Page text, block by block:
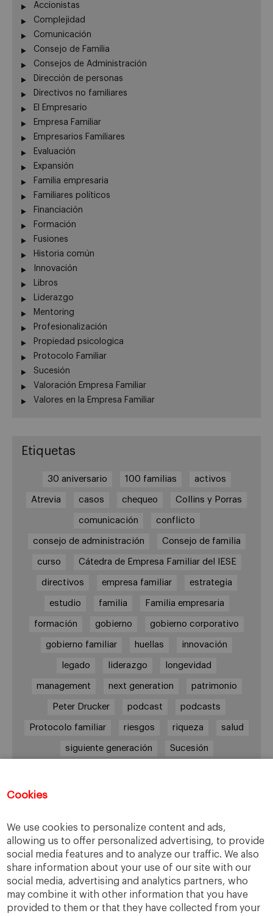
Cookies
We use cookies to personalize content and ads,
allowing us to offer personalized advertising, to provide
social media features and to analyze our traffic. We also
share information about your use of our site with our
social media, advertising and analytics partners, who
may combine it with other information that you have
provided to them or that they have collected from your
Accionistas
Complejidad
Comunicación
Consejo de Familia
Consejos de Administración
Dirección de personas
Directivos no familiares
El Empresario
Empresa Familiar
Empresarios Familiares
Evaluación
Expansión
Familia empresaria
Familiares políticos
Financiación
Formación
Fusiones
Historia común
Innovación
Libros
Liderazgo
Mentoring
Profesionalización
Propiedad psicologica
Protocolo Familiar
Sucesión
Valoración Empresa Familiar
Valores en la Empresa Familiar
Etiquetas
30 aniversario 100 familias activos
Atrevia casos chequeo Collins y Porras
comunicación conflicto
consejo de administración Consejo de familia
curso Cátedra de Empresa Familiar del IESE
directivos empresa familiar estrategia
estudio familia Familia empresaria
formación gobierno gobierno corporativo
gobierno familiar huellas innovación
legado liderazgo longevidad
management next generation patrimonio
Peter Drucker podcast podcasts
Protocolo familiar riesgos riqueza salud
siguiente generación Sucesión
Enlaces
Cátedra de Empresa Familiar
IESE Insight
Videoteca de Empresa Familiar